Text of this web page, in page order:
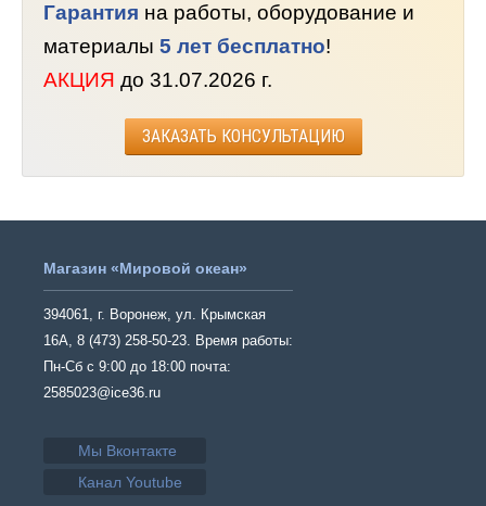
Гарантия на работы, оборудование и
материалы 5 лет бесплатно!
АКЦИЯ до 31.07.2026 г.
ЗАКАЗАТЬ КОНСУЛЬТАЦИЮ
Магазин «Мировой океан»
394061, г. Воронеж, ул. Крымская
16А, 8 (473) 258-50-23. Время работы:
Пн-Сб с 9:00 до 18:00 почта:
2585023@ice36.ru
Мы Вконтакте
Канал Youtube